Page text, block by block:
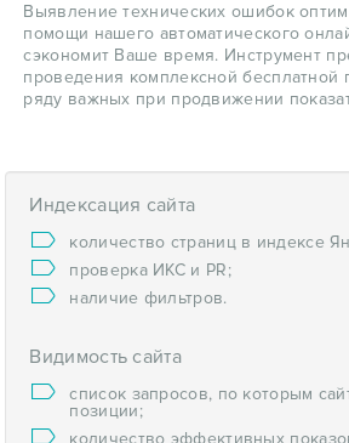
Выявление технических ошибок
помощи нашего автоматического
сэкономит Ваше время. Инструмент
проведения комплексной бесплатной
ряду важных при продвижении
Индексация сайта
количество страниц в индексе
проверка ИКС и PR;
наличие фильтров.
Видимость сайта
список запросов, по которым
позиции;